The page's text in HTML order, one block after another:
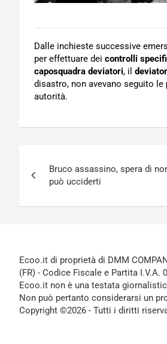
Dalle inchieste successive
per effettuare dei controlli
caposquadra deviatori, il
disastro, non avevano seguito le
autorità.
articoli
Bruco assassino, spera di
può ucciderti
Ecoo.it di proprietà di DMM
(FR) - Codice Fiscale e Partita I.V.A.
Ecoo.it non è una testata
Non può pertanto considerarsi un
Copyright ©2026 - Tutti i diritti